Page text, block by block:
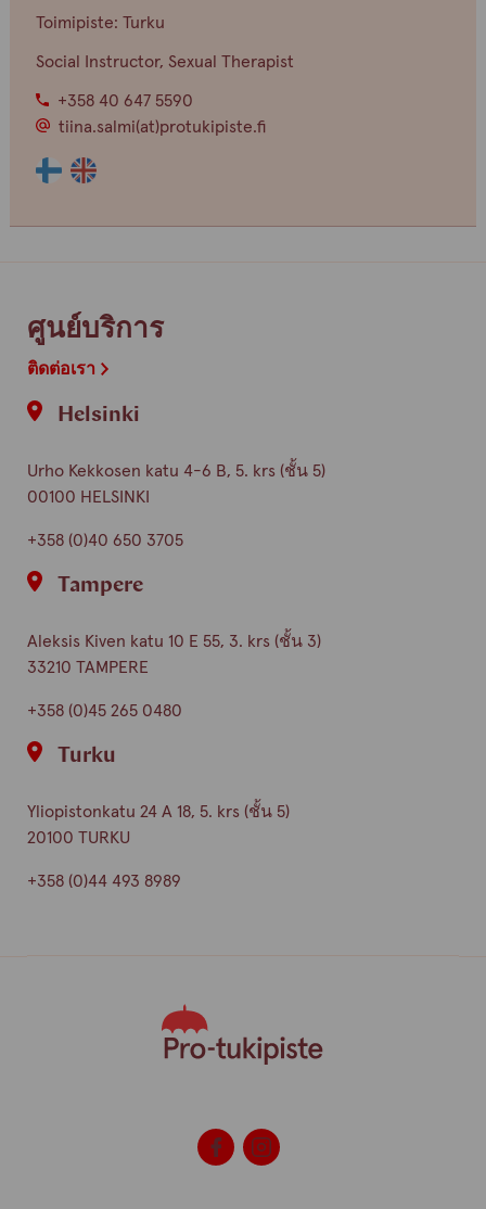
Toimipiste: Turku
Social Instructor, Sexual Therapist
+358 40 647 5590
tiina.salmi(at)protukipiste.fi
Henkilön
kieli
Henkilön
kieli
ศูนย์บริการ
ติดต่อเรา
Helsinki
Urho Kekkosen katu 4-6 B, 5. krs (ชั้น 5)
00100 HELSINKI
+358 (0)40 650 3705
Tampere
Aleksis Kiven katu 10 E 55, 3. krs (ชั้น 3)
33210 TAMPERE
+358 (0)45 265 0480
Turku
Yliopistonkatu 24 A 18, 5. krs (ชั้น 5)
20100 TURKU
+358 (0)44 493 8989